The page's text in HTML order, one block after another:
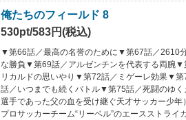
俺たちのフィールド 8
530pt/583円(税込)
▼第66話／最高の名誉のために▼第67話／2610
な勝負▼第69話／アルゼンチンを代表する両腕
リカルドの思いやり▼第72話／ミゲーレ効果▼
話／いつまでも続くバトル▼第75話／死闘のゆ
選手であった父の血を受け継ぐ天才サッカー少
プロサッカーチーム“リーベル”のエースストラ